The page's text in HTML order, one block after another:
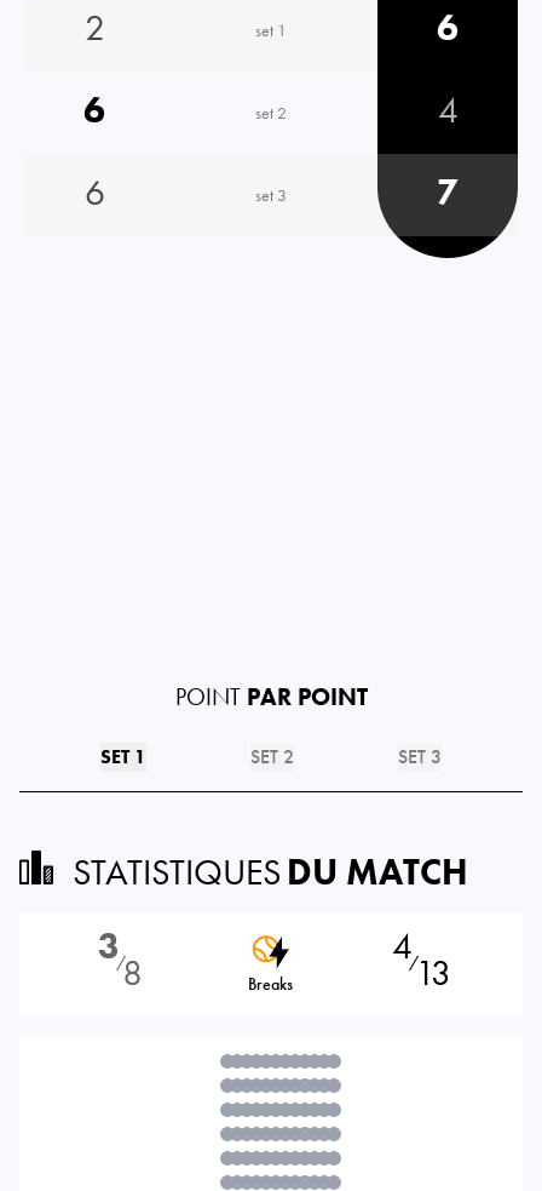
2 set 1
6
6
set 2
4
6
set 3 7
POINT PAR POINT
SET 1 SET 2 SET 3
STATISTIQUES DU MATCH
3⁄8 Breaks
4⁄13